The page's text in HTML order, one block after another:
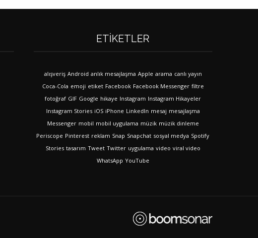
ETIKETLER
alışveriş Android anlık mesajlaşma Apple arama canlı yayın
Coca-Cola emoji etiket Facebook Facebook Messenger filtre
fotoğraf GIF Google hikaye Instagram Instagram Hikayeler
Instagram Stories iOS iPhone LinkedIn mesaj mesajlaşma
Messenger mobil mobil uygulama müzik müzik dinleme
Periscope Pinterest reklam Snap Snapchat sosyal medya Spotify
Stories tasarım Tweet Twitter uygulama video viral video
WhatsApp YouTube